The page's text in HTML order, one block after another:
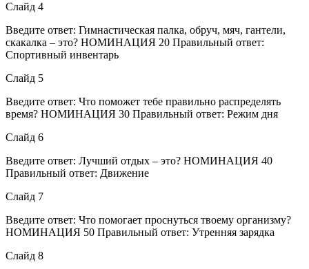
Слайд 4
Введите ответ: Гимнастическая палка, обруч, мяч, гантели,
скакалка – это? НОМИНАЦИЯ 20 Правильный ответ:
Спортивный инвентарь
Слайд 5
Введите ответ: Что поможет тебе правильно распределять
время? НОМИНАЦИЯ 30 Правильный ответ: Режим дня
Слайд 6
Введите ответ: Лучший отдых – это? НОМИНАЦИЯ 40
Правильный ответ: Движение
Слайд 7
Введите ответ: Что помогает проснуться твоему организму?
НОМИНАЦИЯ 50 Правильный ответ: Утренняя зарядка
Слайд 8